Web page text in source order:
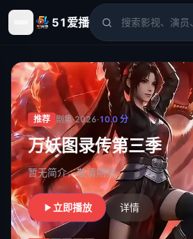
51爱播
51爱播- 电影、电视剧、动漫、综艺
推荐 剧集·2026·10.0 分
万妖图录传第三季
暂无简介，敬请期待
立即播放 详情